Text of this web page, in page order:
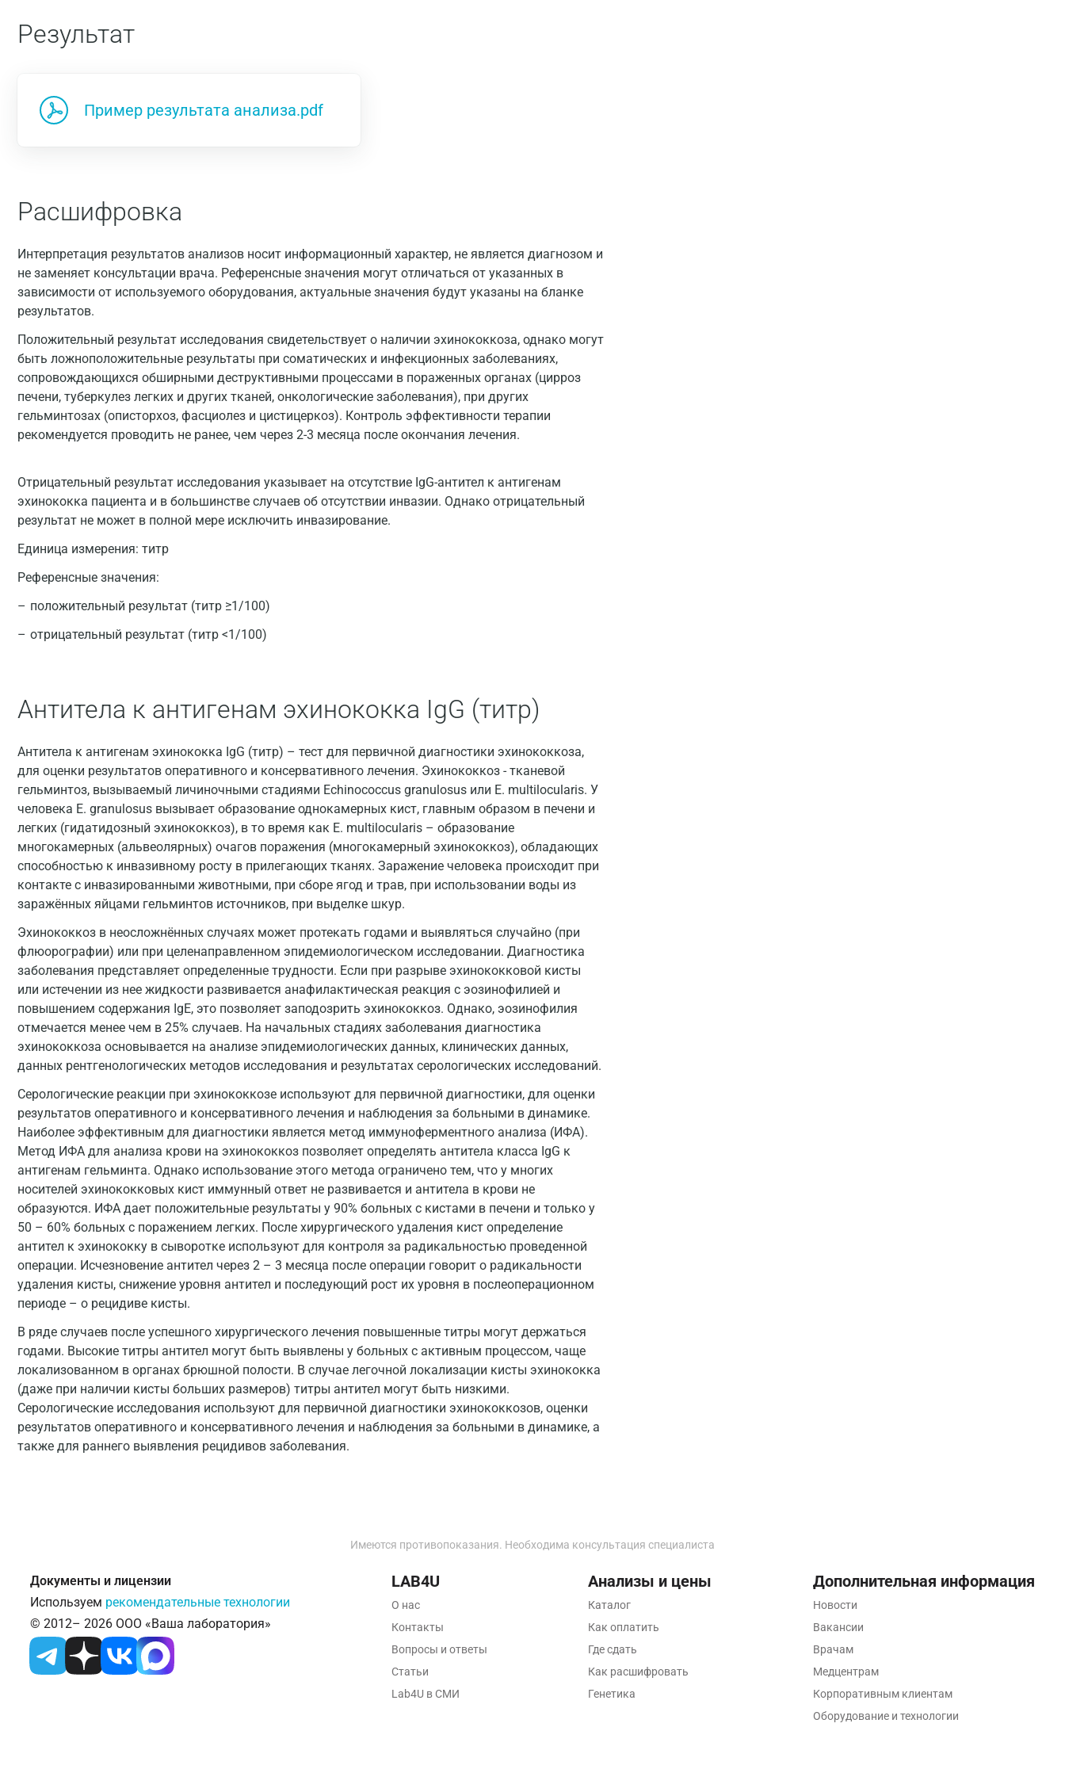
Результат
Пример результата анализа.pdf
Расшифровка
Интерпретация результатов анализов носит информационный характер, не является диагнозом и
не заменяет консультации врача. Референсные значения могут отличаться от указанных в
зависимости от используемого оборудования, актуальные значения будут указаны на бланке
результатов.
Положительный результат исследования свидетельствует о наличии эхинококкоза, однако могут
быть ложноположительные результаты при соматических и инфекционных заболеваниях,
сопровождающихся обширными деструктивными процессами в пораженных органах (цирроз
печени, туберкулез легких и других тканей, онкологические заболевания), при других
гельминтозах (описторхоз, фасциолез и цистицеркоз). Контроль эффективности терапии
рекомендуется проводить не ранее, чем через 2-3 месяца после окончания лечения.
Отрицательный результат исследования указывает на отсутствие IgG-антител к антигенам
эхинококка пациента и в большинстве случаев об отсутствии инвазии. Однако отрицательный
результат не может в полной мере исключить инвазирование.
Единица измерения: титр
Референсные значения:
положительный результат (титр ≥1/100)
отрицательный результат (титр <1/100)
Антитела к антигенам эхинококка IgG (титр)
Антитела к антигенам эхинококка IgG (титр) – тест для первичной диагностики эхинококкоза,
для оценки результатов оперативного и консервативного лечения. Эхинококкоз - тканевой
гельминтоз, вызываемый личиночными стадиями Echinococcus granulosus или E. multilocularis. У
человека Е. granulosus вызывает образование однокамерных кист, главным образом в печени и
легких (гидатидозный эхинококкоз), в то время как E. multilocularis – образование
многокамерных (альвеолярных) очагов поражения (многокамерный эхинококкоз), обладающих
способностью к инвазивному росту в прилегающих тканях. Заражение человека происходит при
контакте с инвазированными животными, при сборе ягод и трав, при использовании воды из
заражённых яйцами гельминтов источников, при выделке шкур.
Эхинококкоз в неосложнённых случаях может протекать годами и выявляться случайно (при
флюорографии) или при целенаправленном эпидемиологическом исследовании. Диагностика
заболевания представляет определенные трудности. Если при разрыве эхинококковой кисты
или истечении из нее жидкости развивается анафилактическая реакция с эозинофилией и
повышением содержания IgE, это позволяет заподозрить эхинококкоз. Однако, эозинофилия
отмечается менее чем в 25% случаев. На начальных стадиях заболевания диагностика
эхинококкоза основывается на анализе эпидемиологических данных, клинических данных,
данных рентгенологических методов исследования и результатах серологических исследований.
Серологические реакции при эхинококкозе используют для первичной диагностики, для оценки
результатов оперативного и консервативного лечения и наблюдения за больными в динамике.
Наиболее эффективным для диагностики является метод иммуноферментного анализа (ИФА).
Метод ИФА для анализа крови на эхинококкоз позволяет определять антитела класса IgG к
антигенам гельминта. Однако использование этого метода ограничено тем, что у многих
носителей эхинококковых кист иммунный ответ не развивается и антитела в крови не
образуются. ИФА дает положительные результаты у 90% больных с кистами в печени и только у
50 – 60% больных с поражением легких. После хирургического удаления кист определение
антител к эхинококку в сыворотке используют для контроля за радикальностью проведенной
операции. Исчезновение антител через 2 – 3 месяца после операции говорит о радикальности
удаления кисты, снижение уровня антител и последующий рост их уровня в послеоперационном
периоде – о рецидиве кисты.
В ряде случаев после успешного хирургического лечения повышенные титры могут держаться
годами. Высокие титры антител могут быть выявлены у больных с активным процессом, чаще
локализованном в органах брюшной полости. В случае легочной локализации кисты эхинококка
(даже при наличии кисты больших размеров) титры антител могут быть низкими.
Серологические исследования используют для первичной диагностики эхинококкозов, оценки
результатов оперативного и консервативного лечения и наблюдения за больными в динамике, а
также для раннего выявления рецидивов заболевания.
Санкт-Петербург
Нижний Новгород
Казань
Альметьевск
Армавир
Астрахань
Владимир
Волжский
Вологда
Воронеж
Всеволожск
Гатчина
Голубое
Дзержинск
Дзержинский
Дмитров
Домодедово
Екатеринбург
Жуковский
Зеленоград
Иваново
Ивантеевка
Истра
Йошкар-Ола
Коломна
Королев
Кострома
Котельники
Красногорск
Краснодар
Имеются противопоказания. Необходима консультация специалиста
Документы и лицензии
Используем рекомендательные технологии
© 2012– 2026 ООО «Ваша лаборатория»
LAB4U
О нас
Контакты
Вопросы и ответы
Статьи
Lab4U в СМИ
Анализы и цены
Каталог
Как оплатить
Где сдать
Как расшифровать
Генетика
Дополнительная информация
Новости
Вакансии
Врачам
Медцентрам
Корпоративным клиентам
Оборудование и технологии